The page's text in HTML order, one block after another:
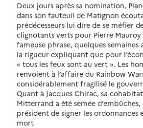
Deux jours après sa nomination,
dans son fauteuil de Matignon
prédécesseurs lui dire de se méfier
clignotants verts pour Pierre
fameuse phrase, quelques
la rigueur expliquant que pour
« tous les feux sont au vert ». Les
renvoient à l’affaire du Rainbow
considérablement fragilisé le
Quant à Jacques Chirac, sa
Mitterrand a été semée
président de signer les ordonnances
mort